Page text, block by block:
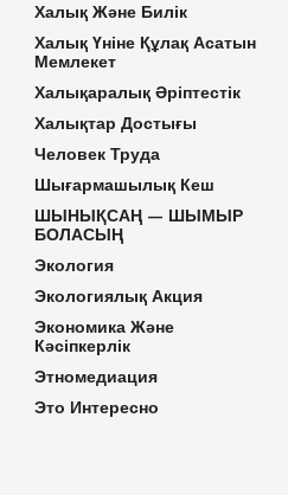
Халық Және Билік
Халық Үніне Құлақ Асатын
Мемлекет
Халықаралық Әріптестік
Халықтар Достығы
Человек Труда
Шығармашылық Кеш
ШЫНЫҚСАҢ — ШЫМЫР
БОЛАСЫҢ
Экология
Экологиялық Акция
Экономика Және
Кәсіпкерлік
Этномедиация
Это Интересно